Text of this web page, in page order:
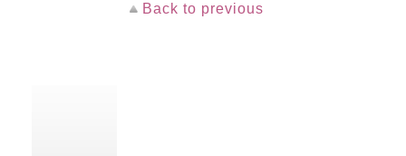
Back to previous